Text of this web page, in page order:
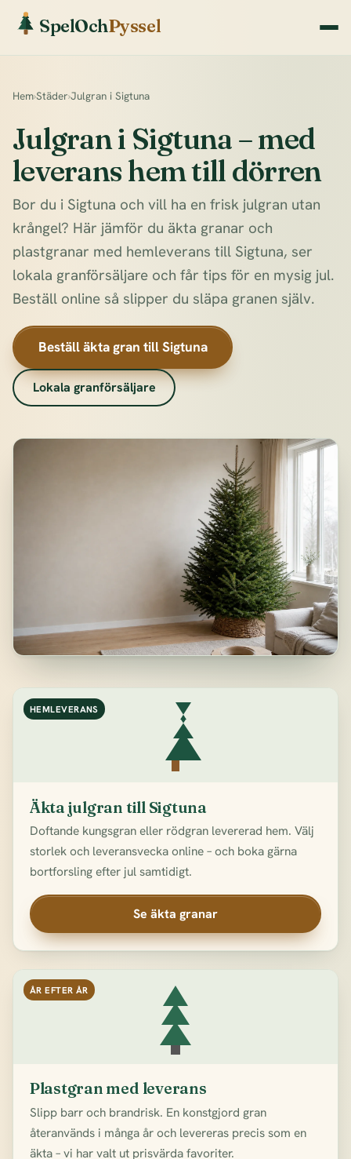
SpelOchPyssel
Hem›Städer›Julgran i Sigtuna
Julgran i Sigtuna – med
leverans hem till dörren
Bor du i Sigtuna och vill ha en frisk julgran utan
krångel? Här jämför du äkta granar och
plastgranar med hemleverans till Sigtuna, ser
lokala granförsäljare och får tips för en mysig jul.
Beställ online så slipper du släpa granen själv.
Beställ äkta gran till Sigtuna
Lokala granförsäljare
HEMLEVERANS
Äkta julgran till Sigtuna
Doftande kungsgran eller rödgran levererad hem. Välj
storlek och leveransvecka online – och boka gärna
bortforsling efter jul samtidigt.
Se äkta granar
ÅR EFTER ÅR
Plastgran med leverans
Slipp barr och brandrisk. En konstgjord gran
återanvänds i många år och levereras precis som en
äkta – vi har valt ut prisvärda favoriter.